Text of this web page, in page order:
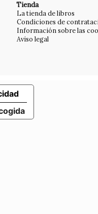
Tienda
La tienda de libros
Condiciones de
Información sobre las
Aviso legal